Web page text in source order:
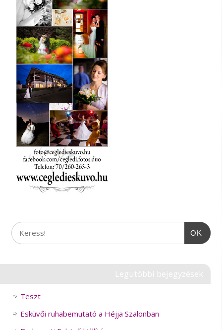
OK
Legutóbbi bejegyzések
Teszt
Esküvői ruhabemutató a Héjja Szalonban